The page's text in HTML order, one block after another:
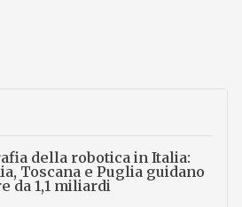
della robotica in Italia:
Toscana e Puglia guidano
da 1,1 miliardi